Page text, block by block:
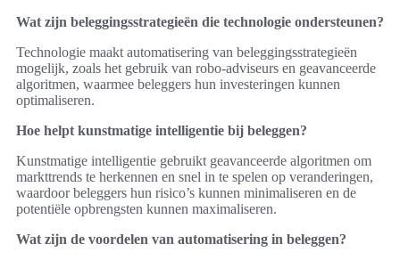
Wat zijn beleggingsstrategieën die technologie ondersteunen?
Technologie maakt automatisering van beleggingsstrategieën
mogelijk, zoals het gebruik van robo-adviseurs en geavanceerde
algoritmen, waarmee beleggers hun investeringen kunnen
optimaliseren.
Hoe helpt kunstmatige intelligentie bij beleggen?
Kunstmatige intelligentie gebruikt geavanceerde algoritmen om
markttrends te herkennen en snel in te spelen op veranderingen,
waardoor beleggers hun risico’s kunnen minimaliseren en de
potentiële opbrengsten kunnen maximaliseren.
Wat zijn de voordelen van automatisering in beleggen?